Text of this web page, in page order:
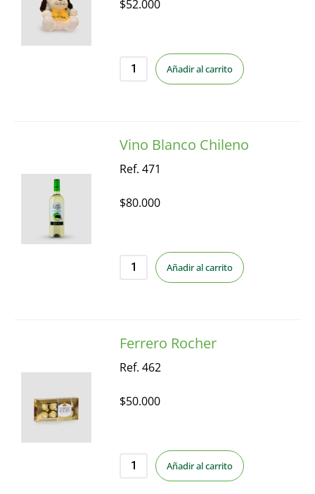
$52.000
Añadir al carrito
Vino Blanco Chileno
Ref. 471
$80.000
Añadir al carrito
Ferrero Rocher
Ref. 462
$50.000
Añadir al carrito